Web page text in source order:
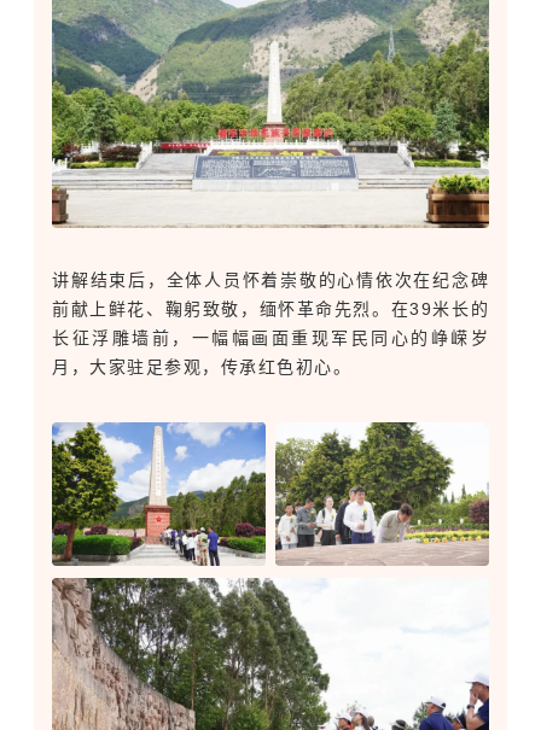
讲解结束后，全体人员怀着崇敬的心情依次在纪念碑
前献上鲜花、鞠躬致敬，缅怀革命先烈。在39米长的
长征浮雕墙前，一幅幅画面重现军民同心的峥嵘岁
月，大家驻足参观，传承红色初心。